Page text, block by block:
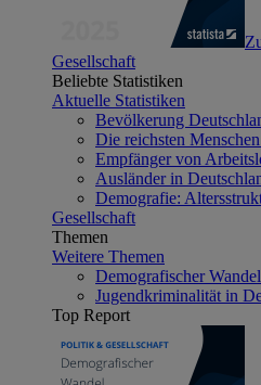
Gesellschaft
Beliebte Statistiken
Aktuelle Statistiken
Bevölkerung
Die reichsten
Empfänger von
Ausländer in
Demografie:
Gesellschaft
Themen
Weitere Themen
Demografischer
Jugendkriminalität in
Top Report